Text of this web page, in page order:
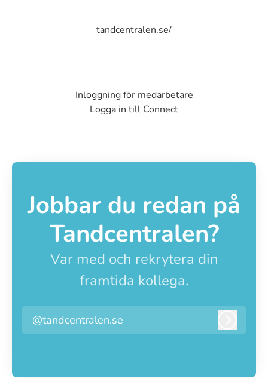
tandcentralen.se/
Inloggning för medarbetare
Logga in till Connect
Jobbar du redan på
Tandcentralen?
Var med och rekrytera din
framtida kollega.
@tandcentralen.se